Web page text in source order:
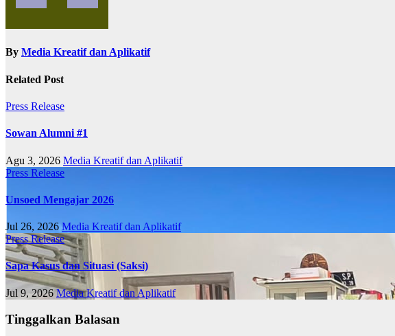
By Media Kreatif dan Aplikatif
Related Post
Press Release
Sowan Alumni #1
Agu 3, 2026 Media Kreatif dan Aplikatif
Press Release
Unsoed Mengajar 2026
Jul 26, 2026Media Kreatif dan Aplikatif
Press Release
Sapa Kasus dan Situasi (Saksi)
Jul 9, 2026 Media Kreatif dan Aplikatif
Tinggalkan Balasan